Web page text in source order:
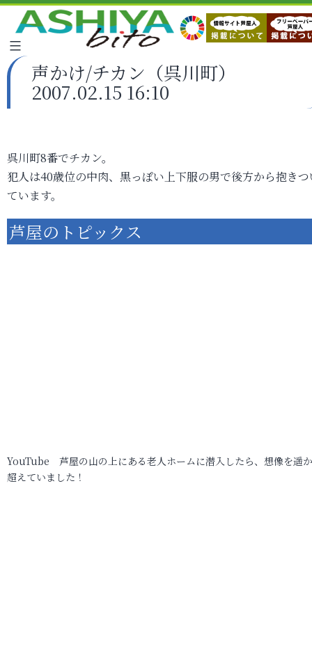
声かけ/チカン（呉川町）
2007.02.15 16:10
呉川町8番でチカン。
犯人は40歳位の中肉、黒っぽい上下服の男で後方から抱き
ています。
芦屋のトピックス
YouTube 芦屋の山の上にある老人ホームに潜入したら、想像を遥
超えていました！